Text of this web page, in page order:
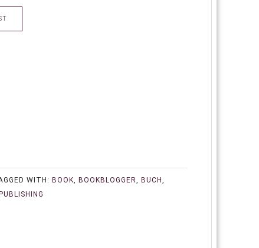
WITH:BOOK,BOOKBLOGGER,BUCH,